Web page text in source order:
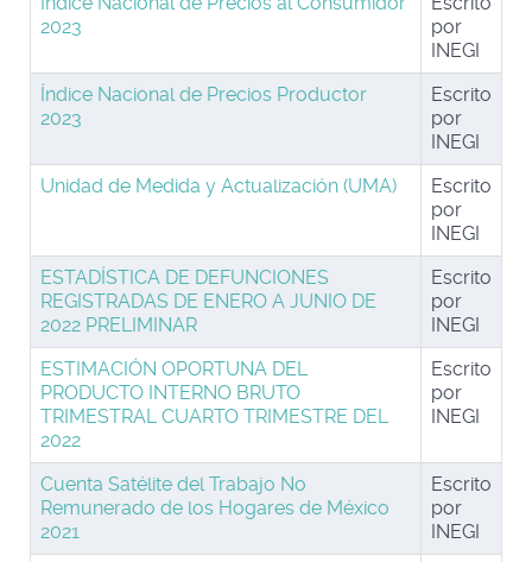
2023
por
INEGI
Índice Nacional de Precios Productor
2023
Escrito
por
INEGI
Unidad de Medida y Actualización (UMA)
Escrito
por
INEGI
ESTADÍSTICA DE DEFUNCIONES
REGISTRADAS DE ENERO A JUNIO DE
2022 PRELIMINAR
Escrito
por
INEGI
ESTIMACIÓN OPORTUNA DEL
PRODUCTO INTERNO BRUTO
TRIMESTRAL CUARTO TRIMESTRE DEL
2022
Escrito
por
INEGI
Cuenta Satélite del Trabajo No
Remunerado de los Hogares de México
2021
Escrito
por
INEGI